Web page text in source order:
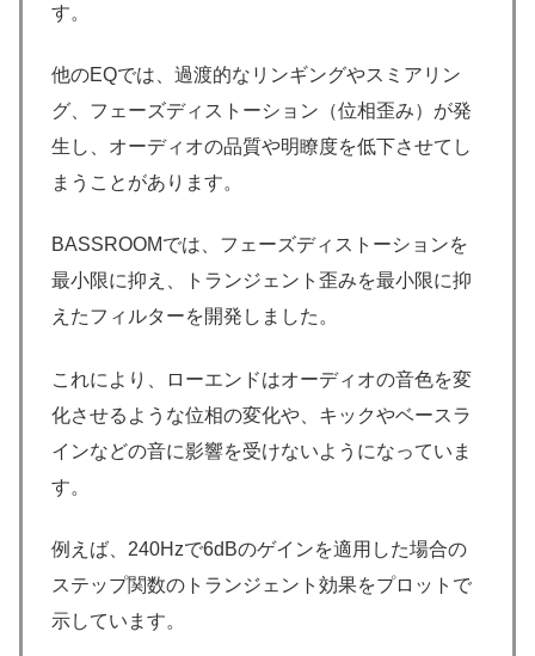
す。
他のEQでは、過渡的なリンギングやスミアリン
グ、フェーズディストーション（位相歪み）が発
生し、オーディオの品質や明瞭度を低下させてし
まうことがあります。
BASSROOMでは、フェーズディストーションを
最小限に抑え、トランジェント歪みを最小限に抑
えたフィルターを開発しました。
これにより、ローエンドはオーディオの音色を変
化させるような位相の変化や、キックやベースラ
インなどの音に影響を受けないようになっていま
す。
例えば、240Hzで6dBのゲインを適用した場合の
ステップ関数のトランジェント効果をプロットで
示しています。